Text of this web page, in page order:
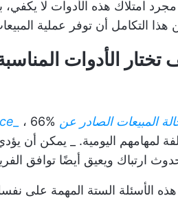
امتلاك هذه الأدوات لا
التكامل أن توفر عملية
الأدوات
المبيعات الصادر عن
لمهامهم اليومية. _ يمكن أن
ارتباك ويعيق أيضًا توافق
الأسئلة الستة المهمة على